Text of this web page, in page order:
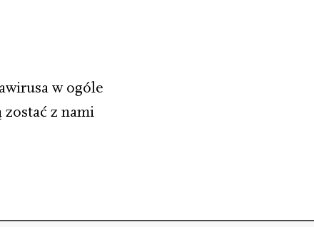
w ogóle
z nami